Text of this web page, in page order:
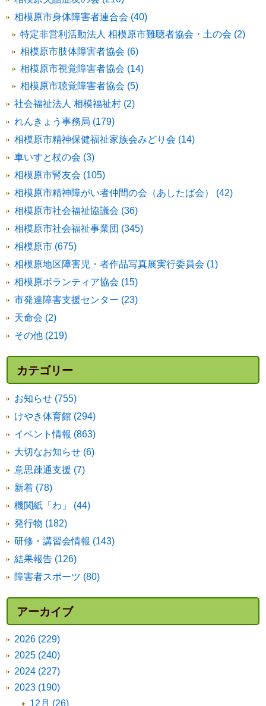
相模原市身体障害者連合会 (40)
特定非営利活動法人 相模原市難聴者協会・土の会 (2)
相模原市肢体障害者協会 (6)
相模原市視覚障害者協会 (14)
相模原市聴覚障害者協会 (5)
社会福祉法人 相模福祉村 (2)
れんきょう事務局 (179)
相模原市精神保健福祉家族会みどり会 (14)
車いすと杖の会 (3)
相模原市腎友会 (105)
相模原市精神障がい者仲間の会（あしたば会） (42)
相模原市社会福祉協議会 (36)
相模原市社会福祉事業団 (345)
相模原市 (675)
相模原地区障害児・者作品写真展実行委員会 (1)
相模原ボランティア協会 (15)
市発達障害支援センター (23)
天命会 (2)
その他 (219)
カテゴリー
お知らせ (755)
けやき体育館 (294)
イベント情報 (863)
大切なお知らせ (6)
意思疎通支援 (7)
新着 (78)
機関紙「わ」 (44)
発行物 (182)
研修・講習会情報 (143)
結果報告 (126)
障害者スポーツ (80)
アーカイブ
2026 (229)
2025 (240)
2024 (227)
2023 (190)
12月 (26)